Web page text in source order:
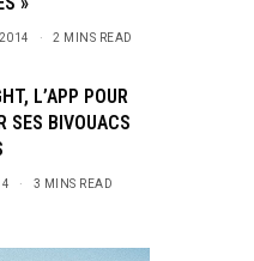
2 MINS READ
L’APP POUR
SES BIVOUACS
3 MINS READ